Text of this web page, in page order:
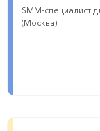
SMM-специалист
(Москва)